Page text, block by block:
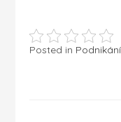
Posted in Podnikání